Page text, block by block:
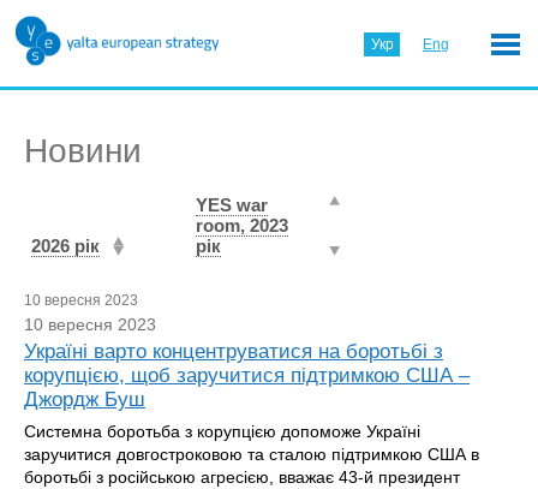
Укр Eng
Новини
2026 рік
YES war
room, 2023
рік
10 вересня 2023
10 вересня 2023
Україні варто концентруватися на боротьбі з
корупцією, щоб заручитися підтримкою США –
Джордж Буш
Системна боротьба з корупцією допоможе Україні
заручитися довгостроковою та сталою підтримкою США в
боротьбі з російською агресією, вважає 43-й президент